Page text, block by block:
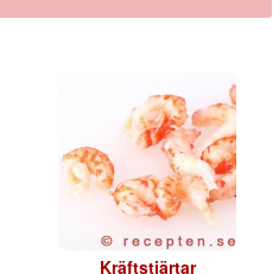
Kräftstjärtar